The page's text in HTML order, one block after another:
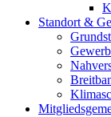
Standort &